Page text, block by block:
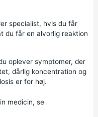
specialist, hvis du får
du får en alvorlig reaktion
oplever symptomer, der
dårlig koncentration og
er for høj.
medicin, se